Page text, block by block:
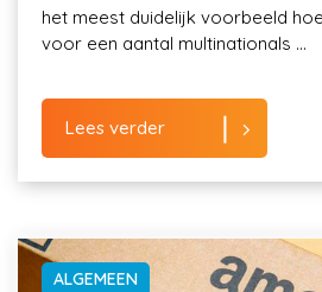
het meest duidelijk voorbeeld
voor een aantal multinationals ...
Lees verder
ALGEMEEN